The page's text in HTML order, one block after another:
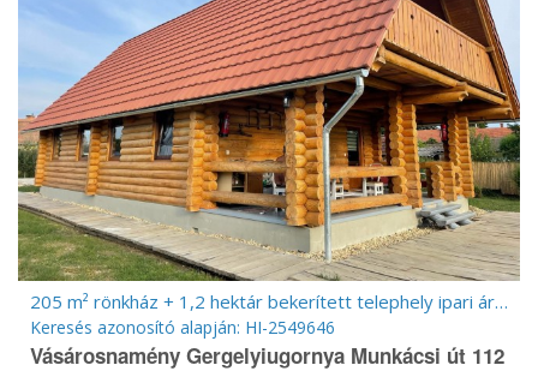
205 m² rönkház + 1,2 hektár bekerített telephely ipari árammal –
Keresés azonosító alapján: HI-2549646
Vásárosnamény Gergelyiugornya Munkácsi út 112